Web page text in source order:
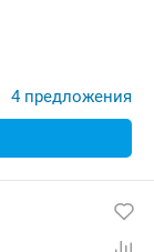
4 предложения